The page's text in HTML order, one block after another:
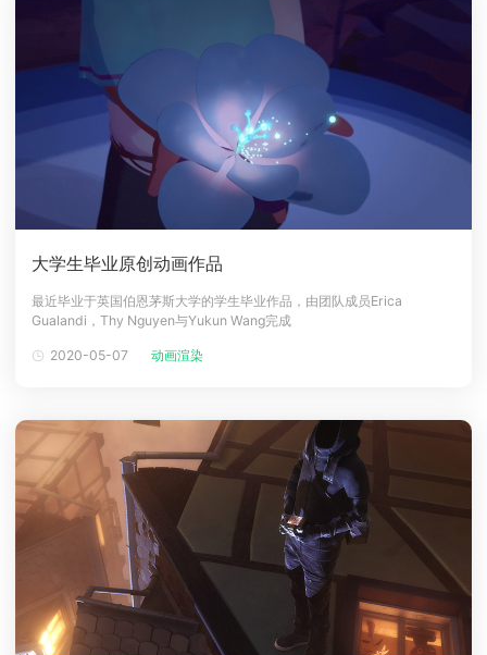
大学生毕业原创动画作品
最近毕业于英国伯恩茅斯大学的学生毕业作品，由团队成员Erica
Gualandi，Thy Nguyen与Yukun Wang完成
2020-05-07 动画渲染